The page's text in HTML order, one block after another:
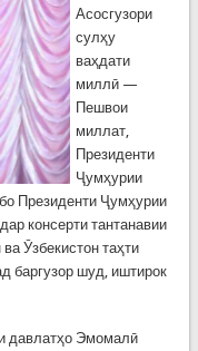
Асосгузори
сулҳу
ваҳдати
миллӣ —
Пешвои
миллат,
Президенти
Ҷумҳурии
Президенти Ҷумҳурии
консерти тантанавии
Ӯзбекистон таҳти
баргузор шуд, иштирок
давлатҳо Эмомалӣ